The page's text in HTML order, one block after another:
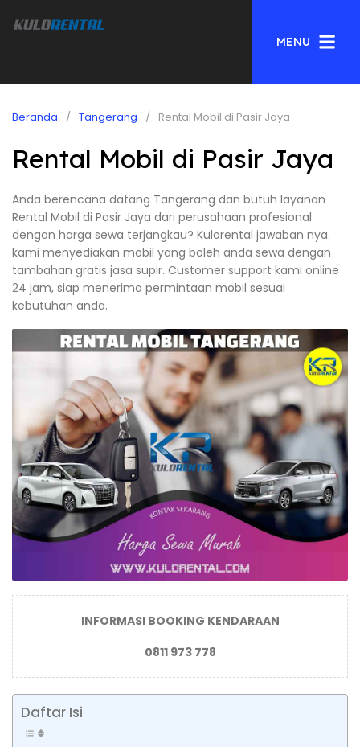
MENU
Beranda Tangerang Rental Mobil di Pasir Jaya
Rental Mobil di Pasir Jaya
Anda berencana datang Tangerang dan butuh layanan
Rental Mobil di Pasir Jaya dari perusahaan profesional
dengan harga sewa terjangkau? Kulorental jawaban nya.
kami menyediakan mobil yang boleh anda sewa dengan
tambahan gratis jasa supir. Customer support kami online
24 jam, siap menerima permintaan mobil sesuai
kebutuhan anda.
INFORMASI BOOKING KENDARAAN
0811 973 778
Daftar Isi